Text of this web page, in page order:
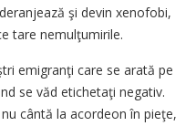
şi devin xenofobi,
tare nemulţumirile.
emigranţi care se arată pe
se văd etichetaţi negativ.
cântă la acordeon în pieţe,